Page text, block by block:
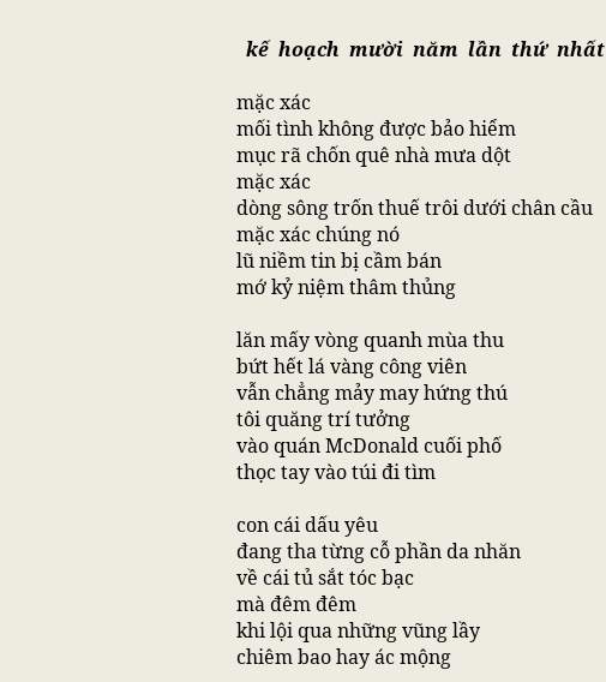
kế hoạch mười năm lần thứ nhất
mặc xác
mối tình không được bảo hiểm
mục rã chốn quê nhà mưa dột
mặc xác
dòng sông trốn thuế trôi dưới chân cầu
mặc xác chúng nó
lũ niềm tin bị cầm bán
mớ kỷ niệm thâm thủng
lăn mấy vòng quanh mùa thu
bứt hết lá vàng công viên
vẫn chẳng mảy may hứng thú
tôi quăng trí tưởng
vào quán McDonald cuối phố
thọc tay vào túi đi tìm
con cái dấu yêu
đang tha từng cỗ phần da nhăn
về cái tủ sắt tóc bạc
mà đêm đêm
khi lội qua những vũng lầy
chiêm bao hay ác mộng